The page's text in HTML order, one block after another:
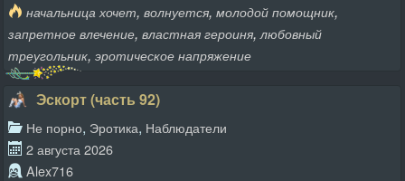
начальница хочет, волнуется, молодой помощник,
запретное влечение, властная героиня,любовный
треугольник, эротическое напряжение
Эскорт (часть 92)
Не порно, Эротика, Наблюдатели
2 августа 2026
Alex716